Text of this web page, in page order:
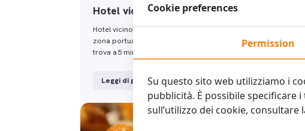
Hotel vicino al porto di Amsterdam
Hotel vicino al porto di Amsterdam Lavori o visiti la
zona portuale occidentale? XO Hotels Park West si
trova a 5 minuti di auto …
Leggi di più
Cookie preferences
Permission
Su questo sito web utilizziamo i
pubblicità. È possibile specificare
sull’utilizzo dei cookie, consultare